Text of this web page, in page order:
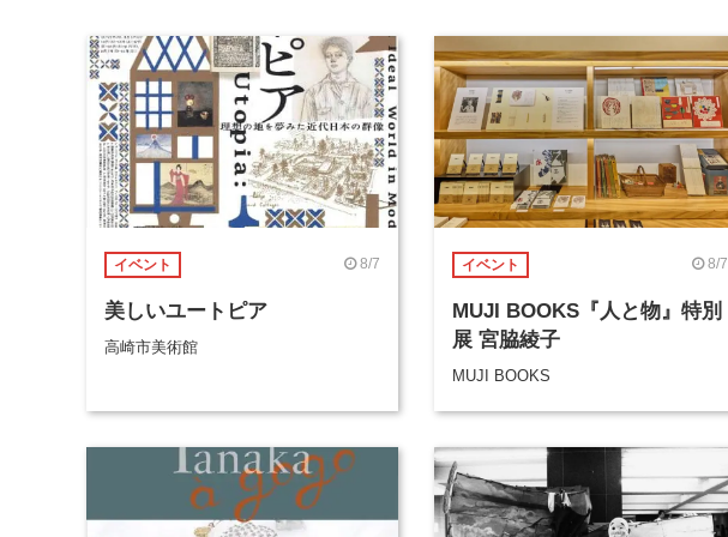
イベント 8/7
美しいユートピア
高崎市美術館
イベント 8/7
MUJI BOOKS『人と物』特別
展 宮脇綾子
MUJI BOOKS